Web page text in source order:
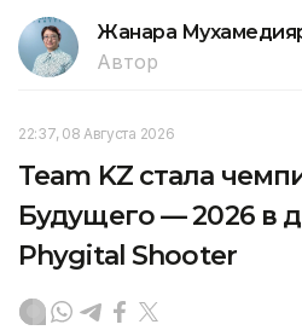
Жанара
Автор
22:37, 08 Августа 2026
Team KZ стала
Будущего — 2026 в
Phygital Shooter